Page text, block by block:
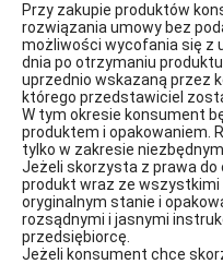
Przy zakupie produktów
rozwiązania umowy bez
możliwości wycofania się z
dnia po otrzymaniu
uprzednio wskazaną przez
którego przedstawiciel
W tym okresie konsument
produktem i opakowaniem.
tylko w zakresie
Jeżeli skorzysta z prawa do
produkt wraz ze wszystkimi
oryginalnym stanie i
rozsądnymi i jasnymi
przedsiębiorcę.
Jeżeli konsument chce